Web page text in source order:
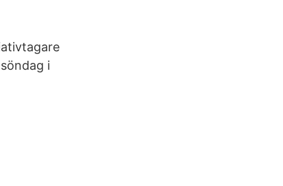
i